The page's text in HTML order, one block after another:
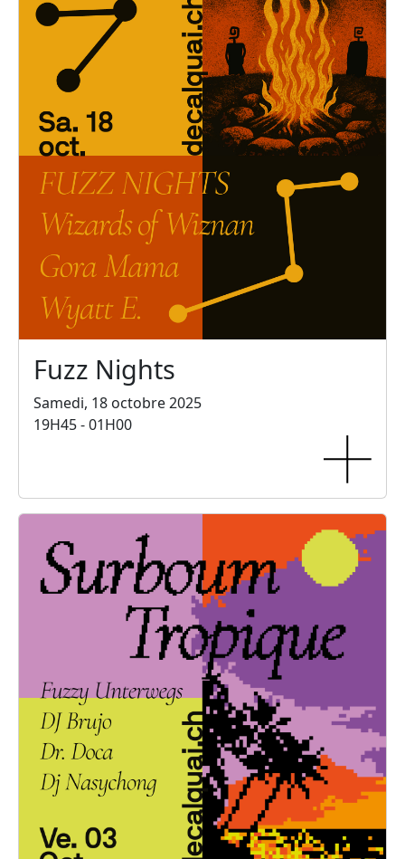
Fuzz Nights
Samedi, 18 octobre 2025
19H45 - 01H00